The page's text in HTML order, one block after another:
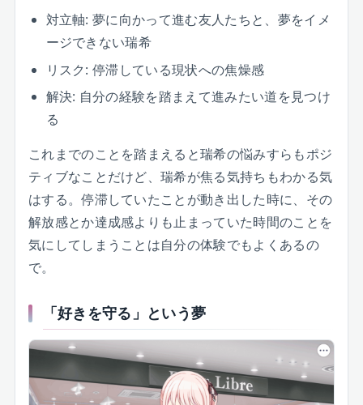
対立軸: 夢に向かって進む友人たちと、夢をイメ
ージできない瑞希
リスク: 停滞している現状への焦燥感
解決: 自分の経験を踏まえて進みたい道を見つけ
る
これまでのことを踏まえると瑞希の悩みすらもポジ
ティブなことだけど、瑞希が焦る気持ちもわかる気
はする。停滞していたことが動き出した時に、その
解放感とか達成感よりも止まっていた時間のことを
気にしてしまうことは自分の体験でもよくあるの
で。
「好きを守る」という夢